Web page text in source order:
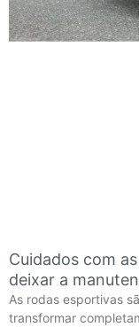
Cuidados com
deixar a
As rodas esportivas
transformar